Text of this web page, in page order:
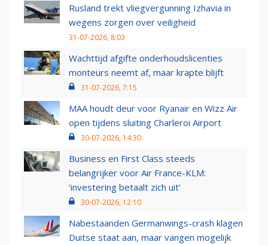
Rusland trekt vliegvergunning Izhavia in
wegens zorgen over veiligheid
31-07-2026, 8:03
Wachttijd afgifte onderhoudslicenties
monteurs neemt af, maar krapte blijft
31-07-2026, 7:15
MAA houdt deur voor Ryanair en Wizz Air
open tijdens sluiting Charleroi Airport
30-07-2026, 14:30
Business en First Class steeds
belangrijker voor Air France-KLM:
‘investering betaalt zich uit’
30-07-2026, 12:10
Nabestaanden Germanwings-crash klagen
Duitse staat aan, maar vangen mogelijk